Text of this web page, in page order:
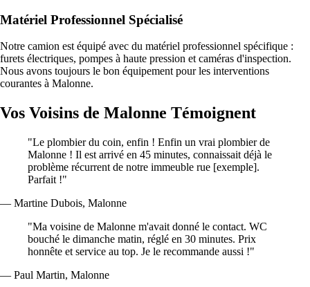
Matériel Professionnel Spécialisé
Notre camion est équipé avec du matériel professionnel spécifique :
furets électriques, pompes à haute pression et caméras d'inspection.
Nous avons toujours le bon équipement pour les interventions
courantes à Malonne.
Vos Voisins de Malonne Témoignent
"Le plombier du coin, enfin ! Enfin un vrai plombier de
Malonne ! Il est arrivé en 45 minutes, connaissait déjà le
problème récurrent de notre immeuble rue [exemple].
Parfait !"
— Martine Dubois, Malonne
"Ma voisine de Malonne m'avait donné le contact. WC
bouché le dimanche matin, réglé en 30 minutes. Prix
honnête et service au top. Je le recommande aussi !"
— Paul Martin, Malonne